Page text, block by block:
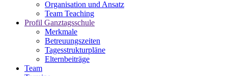
Organisation und Ansatz
Team Teaching
Profil Ganztagsschule
Merkmale
Betreuungszeiten
Tagesstrukturpläne
Elternbeiträge
Team